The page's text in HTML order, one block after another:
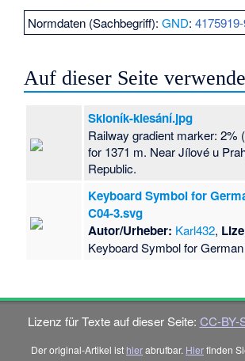
Normdaten (Sachbegriff):GND:
Auf dieser Seite
Skloník-klesání.jpg
Railway gradient marker: 2%
for 1371 m. Near Jílové u
Republic.
Keyboard Symbol for
C04-3.svg
Autor/Urheber: Karl432,
Keyboard Symbol for
Lizenz für Texte auf dieser Seite: CC-BY-
Der original-Artikel ist hierabrufbar. Hierfinden